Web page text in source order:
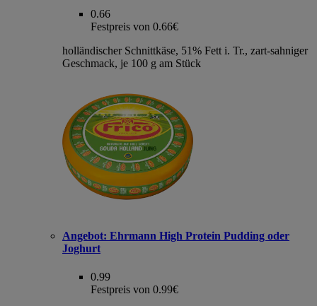
0.66
Festpreis von 0.66€
holländischer Schnittkäse, 51% Fett i. Tr., zart-sahniger
Geschmack, je 100 g am Stück
Angebot: Ehrmann High Protein Pudding oder
Joghurt
0.99
Festpreis von 0.99€